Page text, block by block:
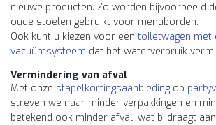
nieuwe producten. Zo worden bijvoorbeeld
oude stoelen gebruikt voor menuborden.
Ook kunt u kiezen voor een toiletwagen met
vacuümsysteem dat het waterverbruik
Vermindering van afval
Met onze stapelkortingsaanbieding op
streven we naar minder verpakkingen en
betekend ook minder afval, wat bijdraagt